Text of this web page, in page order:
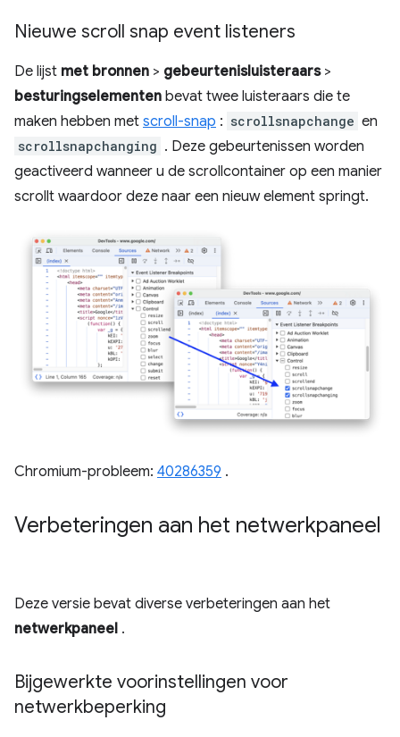
Nieuwe scroll snap event listeners
De lijst met bronnen > gebeurtenisluisteraars>
besturingselementen bevat twee luisteraars die te
maken hebben met scroll-snap : scrollsnapchange en
scrollsnapchanging . Deze gebeurtenissen worden
geactiveerd wanneer u de scrollcontainer op een manier
scrollt waardoor deze naar een nieuw element springt.
Chromium-probleem: 40286359 .
Verbeteringen aan het netwerkpaneel
Deze versie bevat diverse verbeteringen aan het
netwerkpaneel .
Bijgewerkte voorinstellingen voor
netwerkbeperking